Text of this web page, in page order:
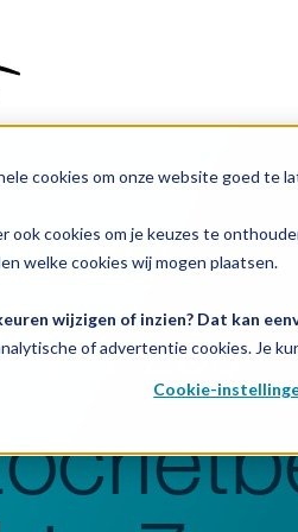
cookies om onze website goed te
ook cookies om je keuzes te
welke cookies wij mogen plaatsen.
wijzigen of inzien? Dat kan
of advertentie cookies. Je
Cookie-
Kleine Centrifuges
200